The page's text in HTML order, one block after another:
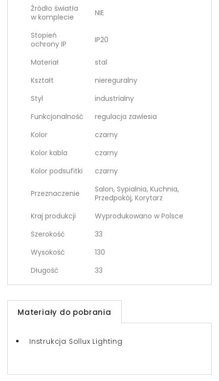
Źródło światła
w komplecie
NIE
Stopień
ochrony IP
IP20
Materiał
stal
Kształt
niereguralny
Styl
industrialny
Funkcjonalność
regulacja zawiesia
Kolor
czarny
Kolor kabla
czarny
Kolor podsufitki
czarny
Przeznaczenie
Salon, Sypialnia, Kuchnia,
Przedpokój, Korytarz
Kraj produkcji
Wyprodukowano w Polsce
Szerokość
33
Wysokość
130
Długość
33
Materiały do pobrania
Instrukcja Sollux Lighting